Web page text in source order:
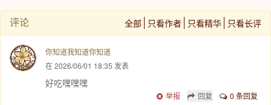
评论 全部 只看作者 只看精华 只看长评
你知道我知道你知道
在 2026/06/01 18:35 发表
好吃嘿嘿嘿
0 条回复
回复
举报